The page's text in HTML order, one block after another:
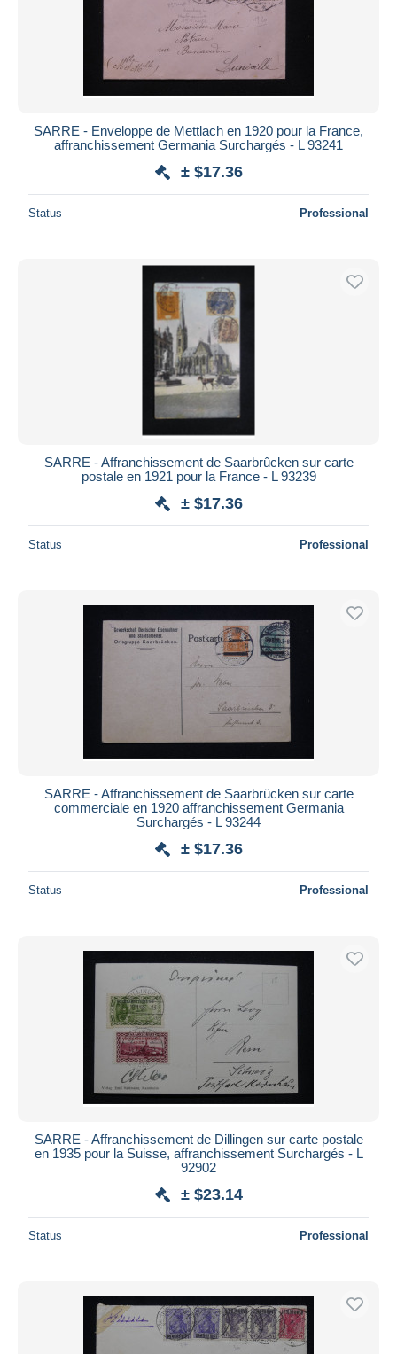
SARRE - Enveloppe de Mettlach en 1920 pour la France,
affranchissement Germania Surchargés - L 93241
± $17.36
Status Professional
SARRE - Affranchissement de Saarbrûcken sur carte
postale en 1921 pour la France - L 93239
± $17.36
Status Professional
SARRE - Affranchissement de Saarbrücken sur carte
commerciale en 1920 affranchissement Germania
Surchargés - L 93244
± $17.36
Status Professional
SARRE - Affranchissement de Dillingen sur carte postale
en 1935 pour la Suisse, affranchissement Surchargés - L
92902
± $23.14
Status Professional